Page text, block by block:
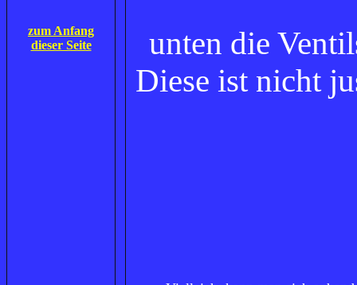
zum Anfang
dieser Seite
unten die
Diese ist nicht